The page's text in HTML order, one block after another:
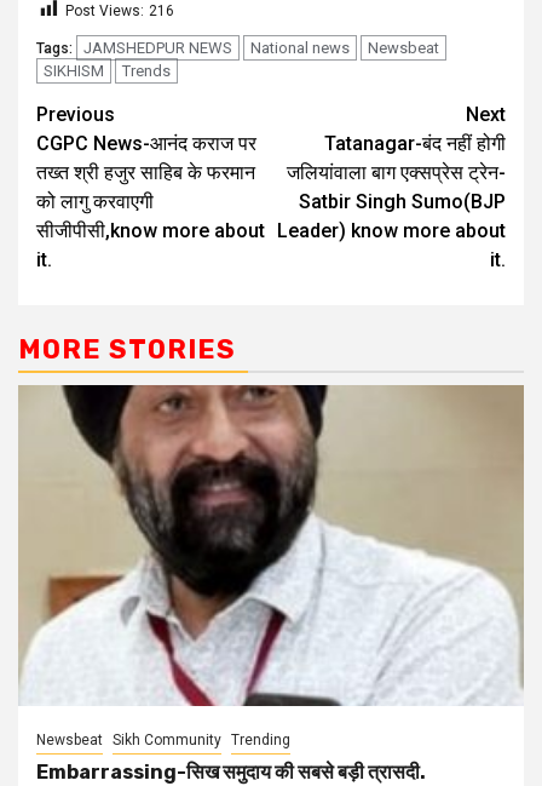
Post Views: 216
Tags: JAMSHEDPUR NEWS National news
Newsbeat
SIKHISM
Trends
Previous
CGPC News-आनंद कराज पर
तख्त श्री हजुर साहिब के फरमान
को लागु करवाएगी
सीजीपीसी,know more about
it.
Next
Tatanagar-बंद नहीं होगी
जलियांवाला बाग एक्सप्रेस ट्रेन-
Satbir Singh Sumo(BJP
Leader) know more about
it.
MORE STORIES
Newsbeat Sikh Community Trending
Embarrassing-सिख समुदाय की सबसे बड़ी त्रासदी.